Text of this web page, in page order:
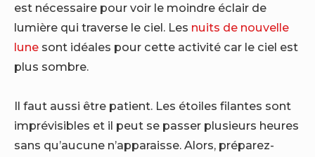
est nécessaire pour voir le moindre éclair de
lumière qui traverse le ciel. Les nuits de nouvelle
lune sont idéales pour cette activité car le ciel est
plus sombre.
Il faut aussi être patient. Les étoiles filantes sont
imprévisibles et il peut se passer plusieurs heures
sans qu’aucune n’apparaisse. Alors, préparez-